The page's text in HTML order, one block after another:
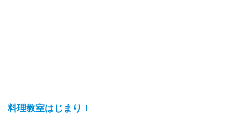
料理教室はじまり！